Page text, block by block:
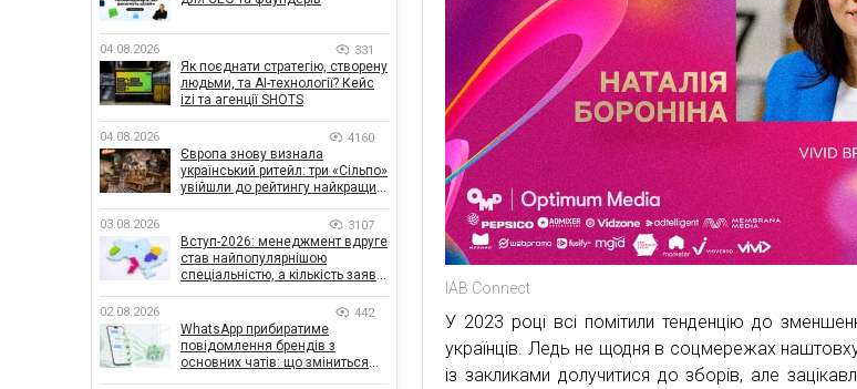
IAB Connect
У 2023 році всі помітили тенденцію до
українців. Ледь не щодня в соцмережах
із закликами долучитися до зборів, але
04.08.2026 331
Як поєднати стратегію, створену
людьми, та AI-технології? Кейс
izi та агенції SHOTS
04.08.2026 4160
Європа знову визнала
український ритейл: три «Сільпо»
увійшли до рейтингу найкращих
03.08.2026 3107
Вступ-2026: менеджмент вдруге
став найпопулярнішою
спеціальністю, а кількість заяв
02.08.2026 442
WhatsApp прибиратиме
повідомлення брендів з
основних чатів: що зміниться